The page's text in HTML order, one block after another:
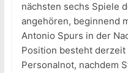
nächsten sechs Spiele
angehören, beginnend
Antonio Spurs in der
Position besteht
Personalnot, nachdem